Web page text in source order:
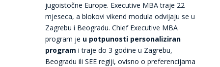
jugoistočne Europe. Executive MBA traje 22
mjeseca, a blokovi vikend modula odvijaju se u
Zagrebu i Beogradu. Chief Executive MBA
program je u potpunosti personaliziran
program i traje do 3 godine u Zagrebu,
Beogradu ili SEE regiji, ovisno o preferencijama